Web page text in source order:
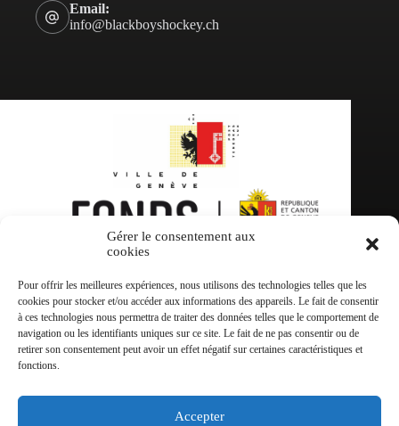
Gérer le consentement aux
cookies
Pour offrir les meilleures expériences, nous utilisons des technologies telles que les
cookies pour stocker et/ou accéder aux informations des appareils. Le fait de consentir
à ces technologies nous permettra de traiter des données telles que le comportement de
navigation ou les identifiants uniques sur ce site. Le fait de ne pas consentir ou de
retirer son consentement peut avoir un effet négatif sur certaines caractéristiques et
fonctions.
Accepter
Email:
info@blackboyshockey.ch